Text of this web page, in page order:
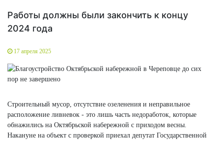
Работы должны были закончить к концу
2024 года
17 апреля 2025
Строительный мусор, отсутствие озеленения и неправильное
расположение ливневок - это лишь часть недоработок, которые
обнажились на Октябрьской набережной с приходом весны.
Накануне на объект с проверкой приехал депутат Государственной